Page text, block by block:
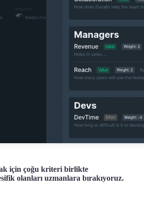
için çoğu kriteri birlikte
olanları uzmanlara bırakıyoruz.